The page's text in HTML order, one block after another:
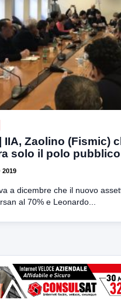
IIA, Zaolino (Fismic)
solo il polo
2019
a dicembre che il nuovo
al 70% e Leonardo...